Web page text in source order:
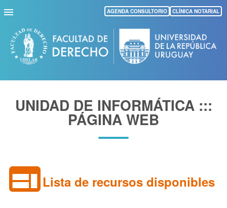
Pasar
al
contenido
principal
AGENDA CONSULTORIO CLÍNICA NOTARIAL
UNIDAD DE INFORMÁTICA :::
PÁGINA WEB
webLista de recursos disponibles